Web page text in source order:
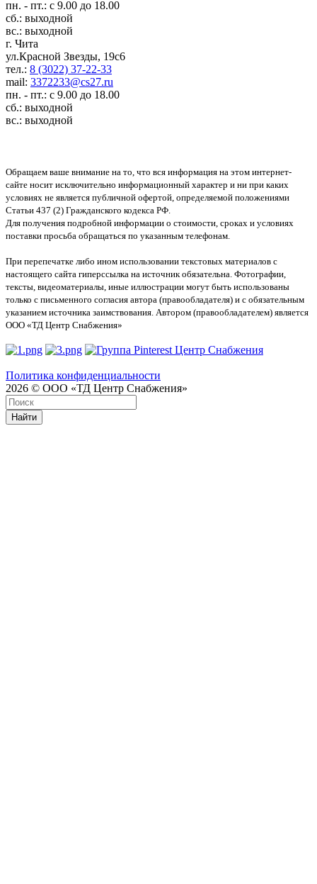
пн. - пт.: с 9.00 до 18.00
сб.: выходной
вс.: выходной
г. Чита
ул.Красной Звезды, 19с6
тел.: 8 (3022) 37-22-33
mail: 3372233@cs27.ru
пн. - пт.: с 9.00 до 18.00
сб.: выходной
вс.: выходной
Обращаем ваше внимание на то, что вся информация на этом интернет-
сайте носит исключительно информационный характер и ни при каких
условиях не является публичной офертой, определяемой положениями
Статьи 437 (2) Гражданского кодекса РФ.
Для получения подробной информации о стоимости, сроках и условиях
поставки просьба обращаться по указанным телефонам.
При перепечатке либо ином использовании текстовых материалов с
настоящего сайта гиперссылка на источник обязательна. Фотографии,
тексты, видеоматериалы, иные иллюстрации могут быть использованы
только с письменного согласия автора (правообладателя) и с обязательным
указанием источника заимствования. Автором (правообладателем) является
ООО «ТД Центр Снабжения»
Политика конфиденциальности
2026 © ООО «ТД Центр Снабжения»
Найти